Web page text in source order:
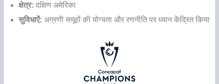
क्षेत्र: दक्षिण अमेरिका
सुविधाऐं: अग्रणी समूहों की योग्यता और रणनीति पर ध्यान केंद्रित किया